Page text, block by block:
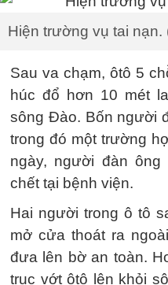
Hiện trường vụ tai nạn.
Sau va chạm, ôtô 5
húc đổ hơn 10 mét
sông Đào. Bốn người
trong đó một trường
ngày, người đàn
chết tại bệnh viện.
Hai người trong ô tô
mở cửa thoát ra
đưa lên bờ an toàn.
trục vớt ôtô lên khỏi